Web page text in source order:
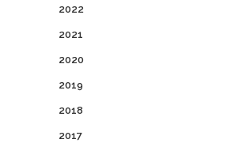
2022
2021
2020
2019
2018
2017